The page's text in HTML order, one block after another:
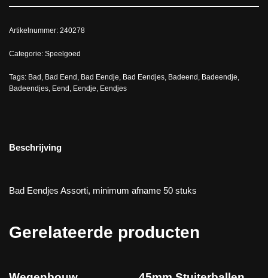
Artikelnummer: 240278
Categorie: Speelgoed
Tags: Bad, Bad Eend, Bad Eendje, Bad Eendjes, Badeend, Badeendje,
Badeendjes, Eend, Eendje, Eendjes
Beschrijving
Bad Eendjes Assorti, minimum afname 50 stuks
Gerelateerde producten